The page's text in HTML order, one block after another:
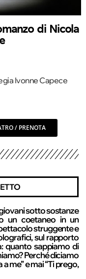
di Nicola
Ivonne Capece
/ PRENOTA
sotto sostanze
un coetaneo in un
struggente e
sul rapporto
quanto sappiamo di
Perché diciamo
me” e mai “Ti prego,